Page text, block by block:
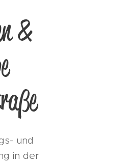
&
und
in der